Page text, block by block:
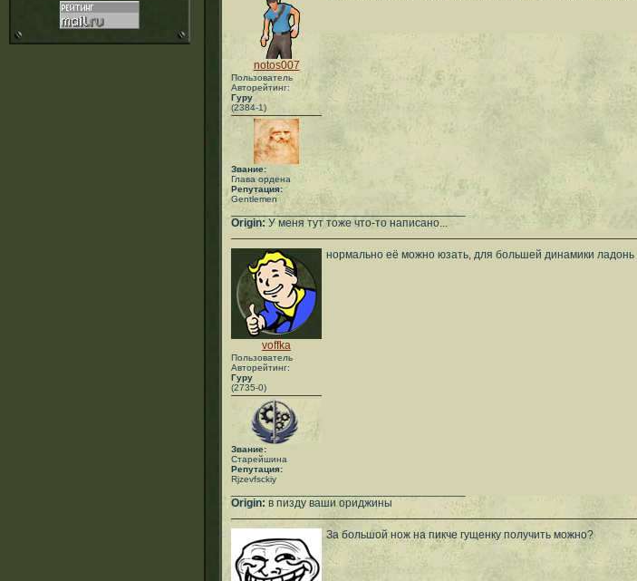
notos007
Пользователь
Авторейтинг:
Гуру
(2384-1)
Звание:
Глава ордена
Репутация:
Gentlemen
_____________________________________
Origin: У меня тут тоже что-то написано...
voffka
Пользователь
Авторейтинг:
Гуру
(2735-0)
Звание:
Старейшина
Репутация:
Rjzevfsckiy
нормально её можно юзать, для большей динамики
Origin: в пизду ваши ориджины
За большой нож на пикче гущенку получить можно?